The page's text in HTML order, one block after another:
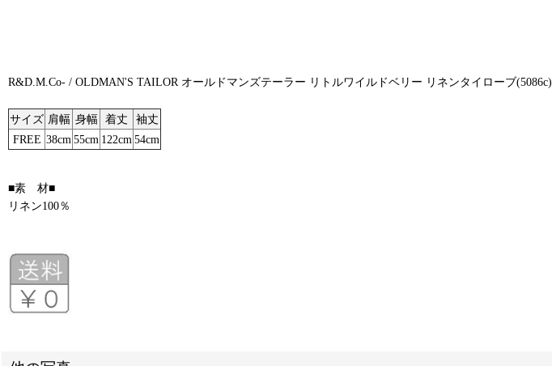
R&D.M.Co- / OLDMAN'S TAILOR オールドマンズテーラー リトルワイルドベリー リネンタイローブ(5086c)
サイズ 肩幅 身幅 着丈
袖丈
FREE 38cm 55cm 122cm 54cm
■素 材■
リネン100％